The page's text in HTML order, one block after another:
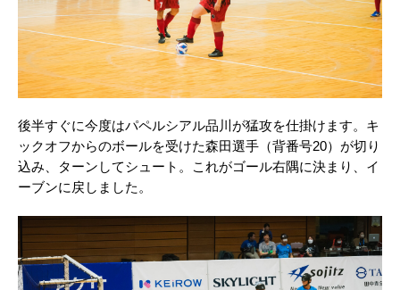
後半すぐに今度はパペルシアル品川が猛攻を仕掛けます。キ
ックオフからのボールを受けた森田選手（背番号20）が切り
込み、ターンしてシュート。これがゴール右隅に決まり、イ
ーブンに戻しました。